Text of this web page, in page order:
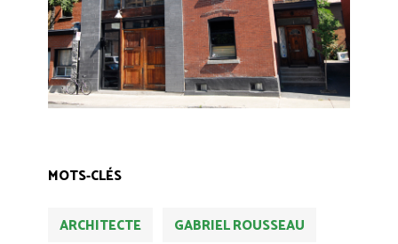
MOTS-CLÉS
ARCHITECTE
GABRIEL ROUSSEAU